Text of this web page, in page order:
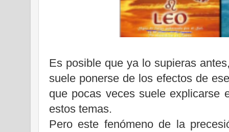
Es posible que ya lo supieras
suele ponerse de los efectos de
que pocas veces suele explicarse
estos temas.
Pero este fenómeno de la